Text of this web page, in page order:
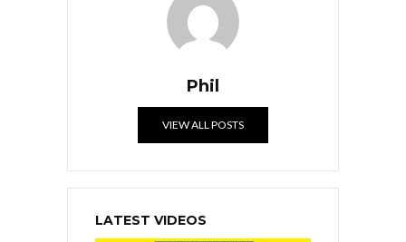
Phil
VIEW ALL POSTS
LATEST VIDEOS